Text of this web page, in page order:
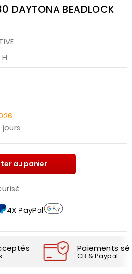
DAYTONA BEADLOCK
jours
au panier
4X PayPal
Paiements
CB & Paypal